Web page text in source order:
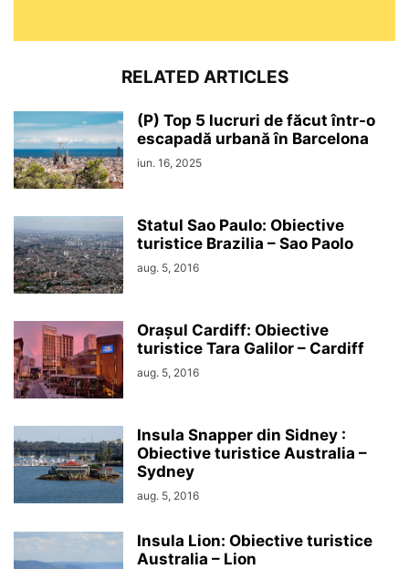
RELATED ARTICLES
(P) Top 5 lucruri de făcut într-o
escapadă urbană în Barcelona
iun. 16, 2025
Statul Sao Paulo: Obiective
turistice Brazilia – Sao Paolo
aug. 5, 2016
Orașul Cardiff: Obiective
turistice Tara Galilor – Cardiff
aug. 5, 2016
Insula Snapper din Sidney :
Obiective turistice Australia –
Sydney
aug. 5, 2016
Insula Lion: Obiective turistice
Australia – Lion